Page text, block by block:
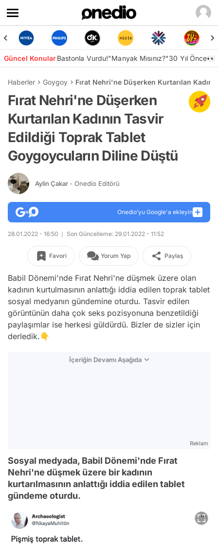
Güncel KonularBastonla Vurdu!"Manyak Mısınız?"30 Yıl Önce👀
Haberler Goygoy Fırat Nehri'ne Düşerken Kurtarılan
Fırat Nehri'ne Düşerken
Kurtarılan Kadının Tasvir
Edildiği Toprak Tablet
Goygoycuların Diline Düştü
Aylin Çakar - Onedio Editörü
Onedio’yu Google'a ekleyin
28.01.2022 - 16:50 Son Güncelleme: 29.01.2022 - 11:52
Favori Yorum Yap Paylaş
Babil Dönemi'nde Fırat Nehri'ne düşmek üzere olan
kadının kurtulmasının anlattığı iddia edilen toprak tablet
sosyal medyanın gündemine oturdu. Tasvir edilen
görüntünün daha çok seks pozisyonuna benzetildiği
paylaşımlar ise herkesi güldürdü. Bizler de sizler için
derledik.👇
İçeriğin Devamı Aşağıda
Reklam
Sosyal medyada, Babil Dönemi'nde Fırat
Nehri'ne düşmek üzere bir kadının
kurtarılmasının anlattığı iddia edilen tablet
gündeme oturdu.